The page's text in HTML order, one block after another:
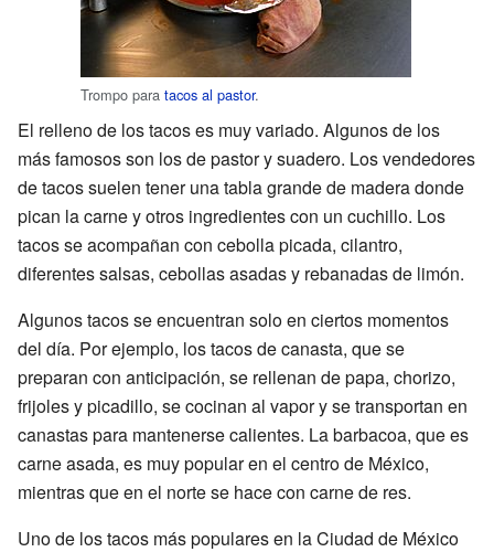
Trompo para tacos al pastor.
El relleno de los tacos es muy variado. Algunos de los
más famosos son los de pastor y suadero. Los vendedores
de tacos suelen tener una tabla grande de madera donde
pican la carne y otros ingredientes con un cuchillo. Los
tacos se acompañan con cebolla picada, cilantro,
diferentes salsas, cebollas asadas y rebanadas de limón.
Algunos tacos se encuentran solo en ciertos momentos
del día. Por ejemplo, los tacos de canasta, que se
preparan con anticipación, se rellenan de papa, chorizo,
frijoles y picadillo, se cocinan al vapor y se transportan en
canastas para mantenerse calientes. La barbacoa, que es
carne asada, es muy popular en el centro de México,
mientras que en el norte se hace con carne de res.
Uno de los tacos más populares en la Ciudad de México